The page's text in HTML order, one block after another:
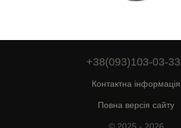
+38(093)103-03-33
Контактна інформація
Повна версія сайту